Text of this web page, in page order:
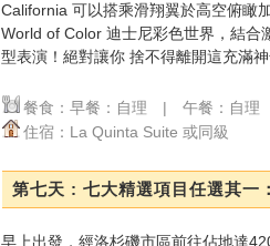
California 可以搭乘滑翔翼於高空俯瞰
World of Color 迪士尼彩色世界，結合
型表演！絕對讓你 捨不得離開這充滿
餐食：早餐：自理 | 午餐：自
住宿：La Quinta Suite 或同級
第七天 : 七大精選項目任選其一
早上出發，經洛杉磯市區前往佔地達